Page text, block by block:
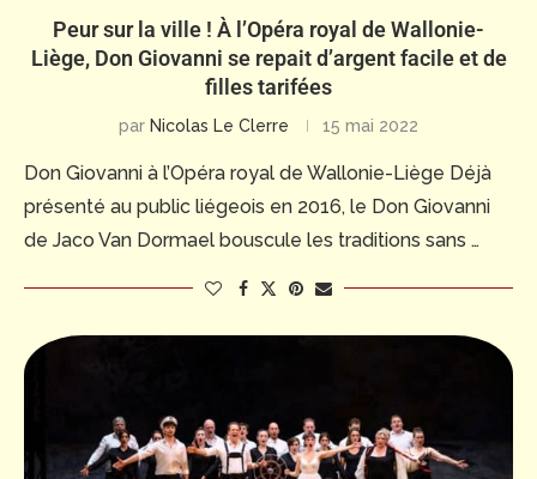
Peur sur la ville ! À l’Opéra royal de Wallonie-
Liège, Don Giovanni se repait d’argent facile et de
filles tarifées
par Nicolas Le Clerre 15 mai 2022
Don Giovanni à l’Opéra royal de Wallonie-Liège Déjà
présenté au public liégeois en 2016, le Don Giovanni
de Jaco Van Dormael bouscule les traditions sans …